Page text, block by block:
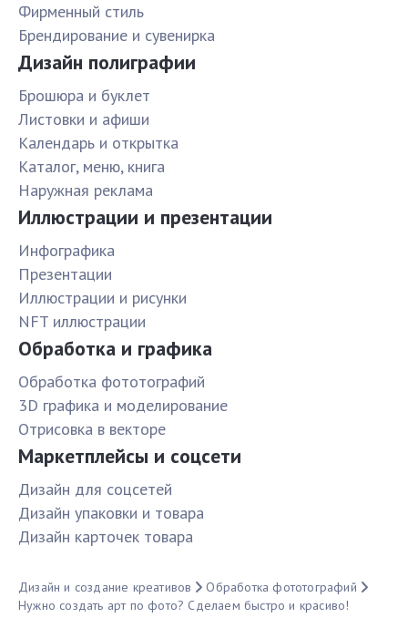
Фирменный стиль
Брендирование и сувенирка
Дизайн полиграфии
Брошюра и буклет
Листовки и афиши
Календарь и открытка
Каталог, меню, книга
Наружная реклама
Иллюстрации и презентации
Инфографика
Презентации
Иллюстрации и рисунки
NFT иллюстрации
Обработка и графика
Обработка фототографий
3D графика и моделирование
Отрисовка в векторе
Маркетплейсы и соцсети
Дизайн для соцсетей
Дизайн упаковки и товара
Дизайн карточек товара
Дизайн и создание креативов
Обработка фототографий
Нужно создать арт по фото? Сделаем быстро и красиво!